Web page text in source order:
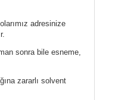
adresinize
sonra bile esneme,
zararlı solvent